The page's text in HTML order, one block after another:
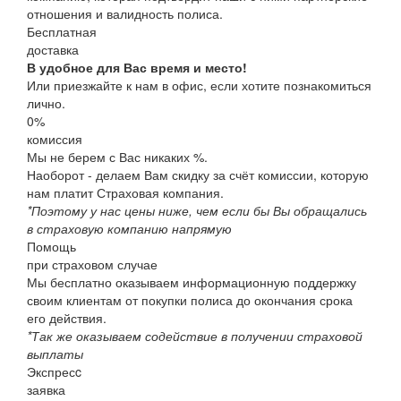
отношения и валидность полиса.
Бесплатная
доставка
В удобное для Вас время и место!
Или приезжайте к нам в офис, если хотите познакомиться
лично.
0%
комиссия
Мы не берем с Вас никаких %.
Наоборот - делаем Вам скидку за счёт комиссии, которую
нам платит Страховая компания.
*Поэтому у нас цены ниже, чем если бы Вы обращались
в страховую компанию напрямую
Помощь
при страховом случае
Мы бесплатно оказываем информационную поддержку
своим клиентам от покупки полиса до окончания срока
его действия.
*Так же оказываем содействие в получении страховой
выплаты
Экспресc
заявка